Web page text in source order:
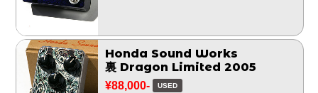
Honda Sound Works
裏 Dragon Limited 2005
¥88,000- USED